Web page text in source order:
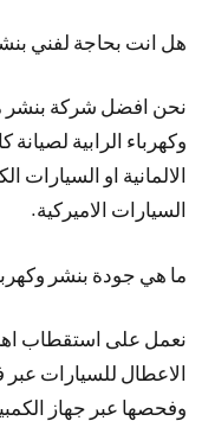
هل انت بحاجة لفني
نحن افضل شركة بنشر
وكهرباء الرابية
الالمانية او السيارات
السيارات الاميركية.
ما هي جودة بنشر
نعمل على استقطاب
الاعطال للسيارات
وفحصها عبر جهاز